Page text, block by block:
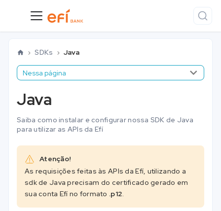
SDKs Java
Nessa página
Java
Saiba como instalar e configurar nossa SDK de Java
para utilizar as APIs da Efí
Atenção!
As requisições feitas às APIs da Efí, utilizando a
sdk de Java precisam do certificado gerado em
sua conta Efí no formato .p12.